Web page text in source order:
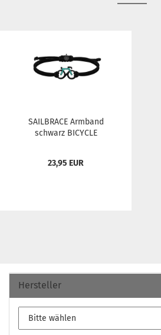
SAILBRACE Arm­band
schwarz BICY­CLE
23,95 EUR
Hersteller